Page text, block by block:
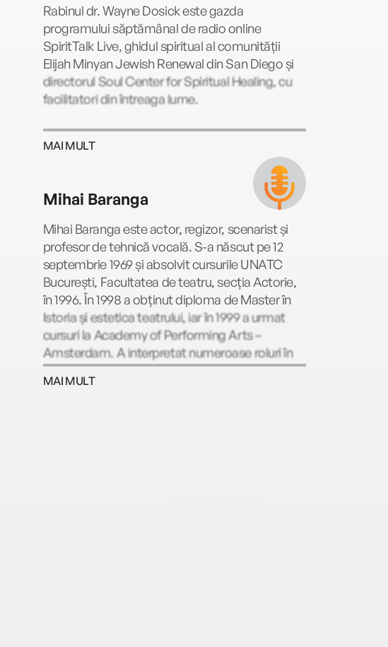
Rabinul dr. Wayne Dosick este gazda
programului săptămânal de radio online
SpiritTalk Live, ghidul spiritual al comunității
Elijah Minyan Jewish Renewal din San Diego și
directorul Soul Center for Spiritual Healing, cu
facilitatori din întreaga lume.
MAI MULT
Mihai Baranga
Mihai Baranga este actor, regizor, scenarist și
profesor de tehnică vocală. S-a născut pe 12
septembrie 1969 și absolvit cursurile UNATC
București, Facultatea de teatru, secția Actorie,
în 1996. În 1998 a obținut diploma de Master în
Istoria și estetica teatrului, iar în 1999 a urmat
cursuri la Academy of Performing Arts –
Amsterdam. A interpretat numeroase roluri în
teatru, cinematografie, televiziune și a dublat
vocea multor personaje din desene animate si
MAI MULT